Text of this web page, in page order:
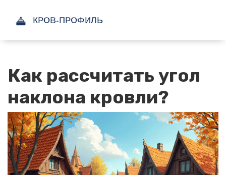
Как рассчитать угол
наклона кровли?